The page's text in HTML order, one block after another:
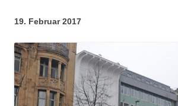
19. Februar 2017